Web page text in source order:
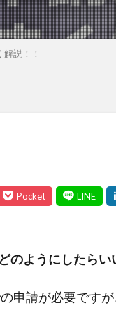
説！！
のようにしたら
申請が必要です